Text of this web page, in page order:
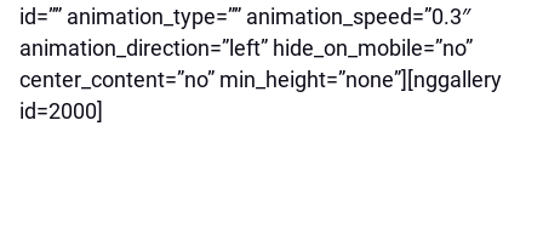
id=”” animation_type=”” animation_speed=”0.3″
animation_direction=”left” hide_on_mobile=”no”
center_content=”no” min_height=”none”][nggallery
id=2000]